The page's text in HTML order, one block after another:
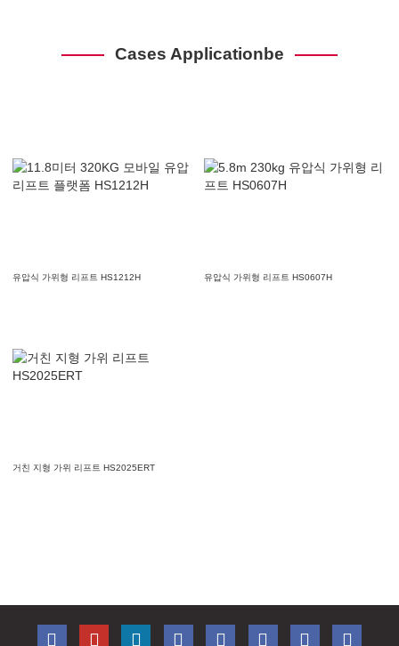
Cases Applicationbe
유압식 가위형 리프트 HS1212H 유압식 가위형 리프트 HS0607H
거친 지형 가위 리프트 HS2025ERT